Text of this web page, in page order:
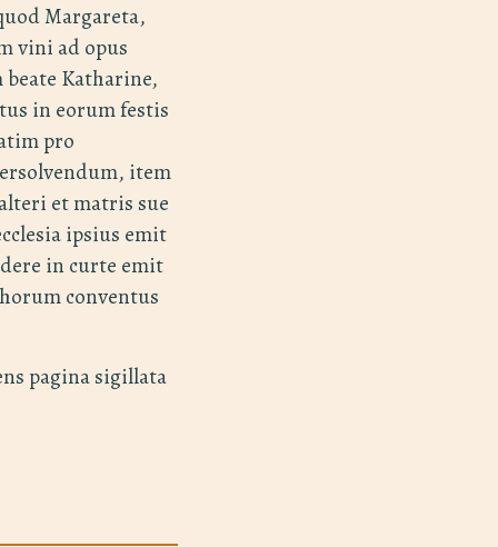
Margareta,
vini ad opus
Katharine,
in eorum festis
pro
item
et matris sue
ipsius emit
in curte emit
conventus
pagina sigillata